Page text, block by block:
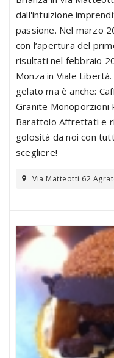
dall'intuizione
passione. Nel marzo
con l‘apertura del
risultati nel febbraio
Monza in Viale
gelato ma è anche:
Granite
Barattolo Affrettati e
golosità da noi con
scegliere!
Via Matteotti 62